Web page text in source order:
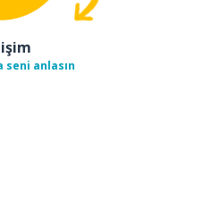
seni anlasın